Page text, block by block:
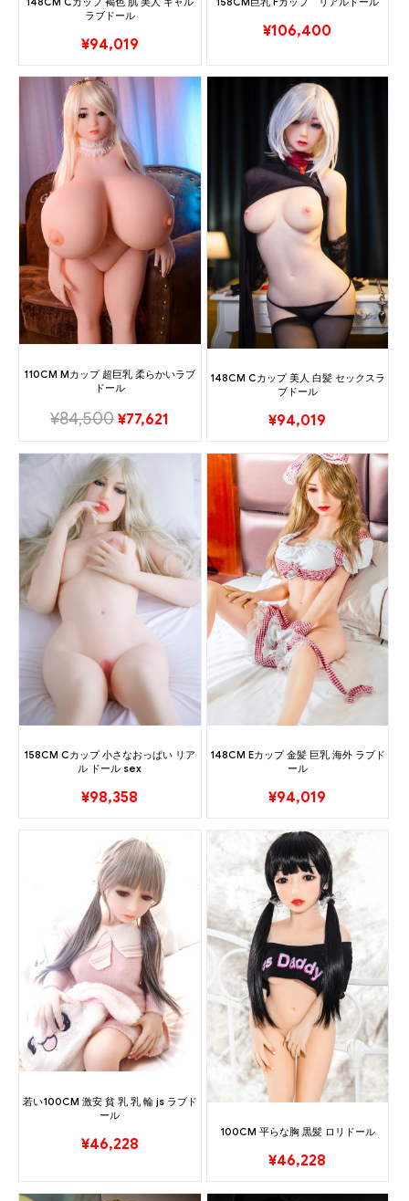
ラブドール
¥94,019
¥106,400
110CM Mカップ 超巨乳 柔らかいラブ
ドール
¥84,500 ¥77,621
148CM Cカップ 美人 白髪 セックスラ
ブドール
¥94,019
158CM Cカップ 小さなおっぱい リア
ル ドール sex
¥98,358
148CM Eカップ 金髪 巨乳 海外 ラブド
ール
¥94,019
若い100CM 激安 貧 乳 乳 輪 js ラブド
ール
¥46,228
100CM 平らな胸 黒髪 ロリドール
¥46,228